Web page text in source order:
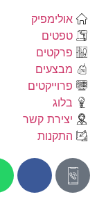
אולימפיק
טפטים
פרקטים
מבצעים
פרוייקטים
בלוג
יצירת קשר
התקנות